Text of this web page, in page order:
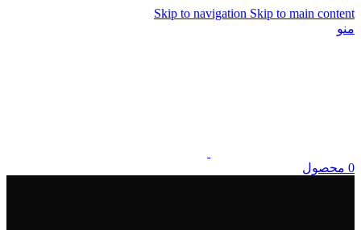
Skip to navigation Skip to main content
منو
0 محصول